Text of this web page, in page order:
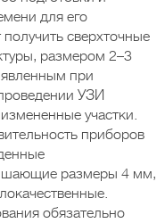
для его
сверхточные
размером 2–3
при
УЗИ
участки.
приборов
размеры 4 мм,
обязательно